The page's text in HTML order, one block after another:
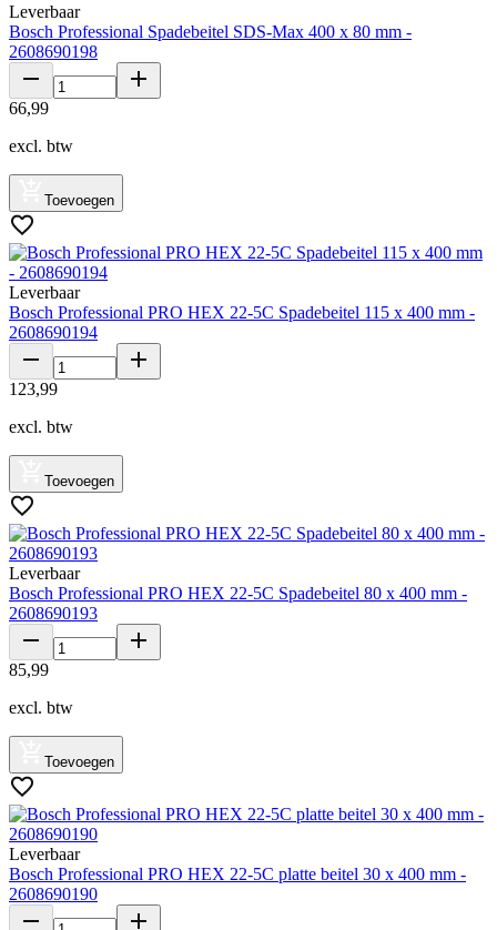
Leverbaar
Bosch Professional Spadebeitel SDS-Max 400 x 80 mm -
2608690198
66,99
excl. btw
Toevoegen
Leverbaar
Bosch Professional PRO HEX 22-5C Spadebeitel 115 x 400 mm -
2608690194
123,99
excl. btw
Toevoegen
Leverbaar
Bosch Professional PRO HEX 22-5C Spadebeitel 80 x 400 mm -
2608690193
85,99
excl. btw
Toevoegen
Leverbaar
Bosch Professional PRO HEX 22-5C platte beitel 30 x 400 mm -
2608690190